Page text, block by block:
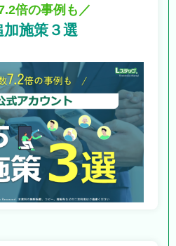
倍の事例も／
加施策３選